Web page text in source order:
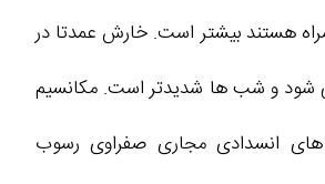
هستند بیشتر است. خارش عمدتا در
شود و شب ها شدیدتر است. مکانسیم
انسدادی مجاری صفراوی رسوب